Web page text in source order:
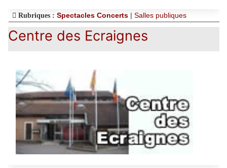
Rubriques : Spectacles Concerts | Salles publiques
Centre des Ecraignes